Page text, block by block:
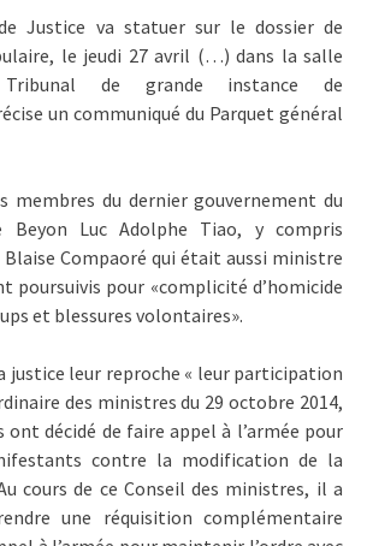
Justice va statuer sur le dossier de
le jeudi 27 avril (…) dans la salle
Tribunal de grande instance de
un communiqué du Parquet général
membres du dernier gouvernement du
Beyon Luc Adolphe Tiao, y compris
Blaise Compaoré qui était aussi ministre
poursuivis pour «complicité d’homicide
et blessures volontaires».
justice leur reproche « leur participation
des ministres du 29 octobre 2014,
ont décidé de faire appel à l’armée pour
contre la modification de la
cours de ce Conseil des ministres, il a
une réquisition complémentaire